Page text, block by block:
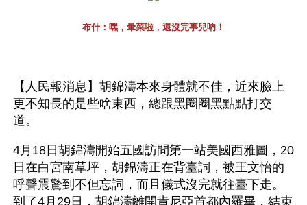
布什：嘿，暈菜啦，還沒完事兒吶！
【人民報消息】胡錦濤本來身體就不佳，近來臉上
更不知長的是些啥東西，總跟黑圈圈黑點點打交
道。
4月18日胡錦濤開始五國訪問第一站美國西雅圖，20
日在白宮南草坪，胡錦濤正在背臺詞，被王文怡的
呼聲震驚到不但忘詞，而且儀式沒完就往臺下走。
到了4月29日，胡錦濤離開肯尼亞首都內羅畢，結束